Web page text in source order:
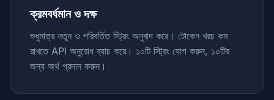
ক্রমবর্ধমান ও দক্ষ
শুধুমাত্র নতুন ও পরিবর্তিত স্ট্রিং অনুবাদ করে। টোকেন খরচ কম
রাখতে API অনুরোধ ব্যাচ করে। ১০টি স্ট্রিং যোগ করুন, ১০টির
জন্য অর্থ প্রদান করুন।